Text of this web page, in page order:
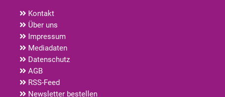
Kontakt
Über uns
Impressum
Mediadaten
Datenschutz
AGB
RSS-Feed
Newsletter bestellen